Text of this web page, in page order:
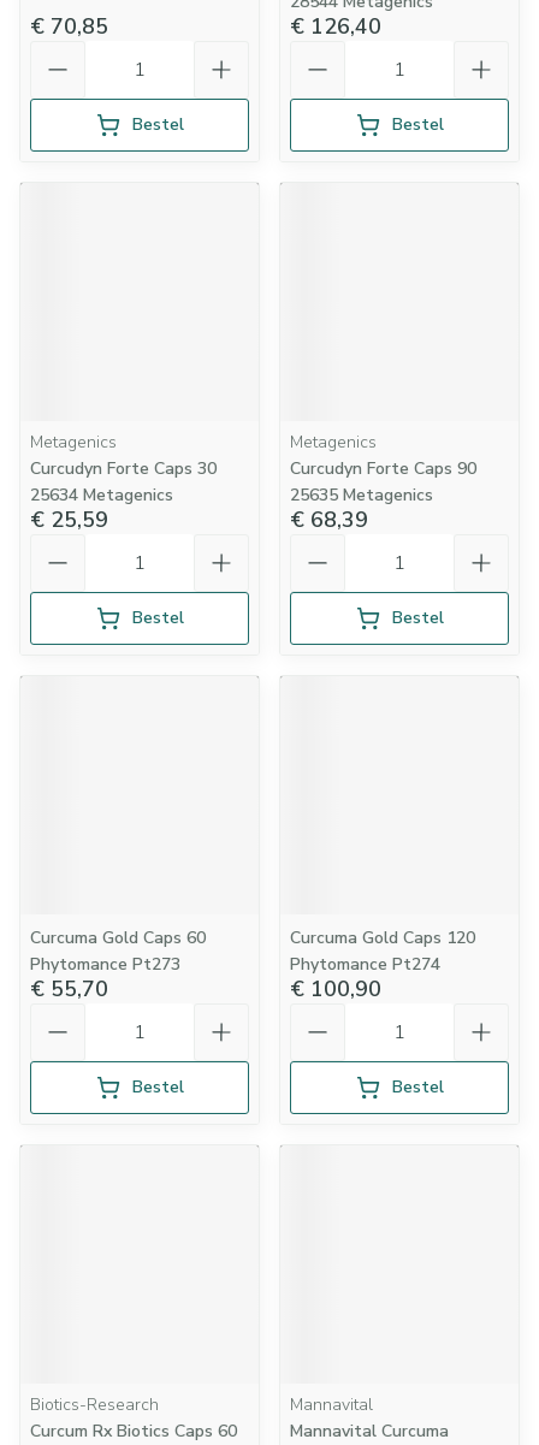
€ 70,85
Bestel
€ 126,40
Bestel
Metagenics
Curcudyn Forte Caps 30
25634 Metagenics
€ 25,59
Bestel
Metagenics
Curcudyn Forte Caps 90
25635 Metagenics
€ 68,39
Bestel
Curcuma Gold Caps 60
Phytomance Pt273
€ 55,70
Bestel
Curcuma Gold Caps 120
Phytomance Pt274
€ 100,90
Bestel
Biotics-Research
Curcum Rx Biotics Caps 60
Mannavital
Mannavital Curcuma